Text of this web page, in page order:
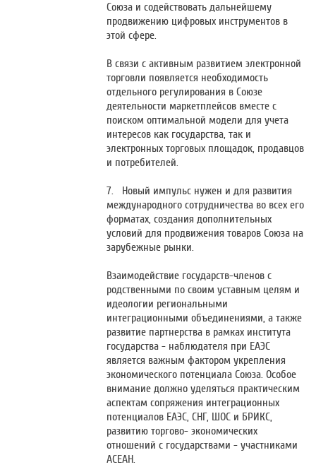
Союза и содействовать дальнейшему
продвижению цифровых инструментов в
этой сфере.
В связи с активным развитием электронной
торговли появляется необходимость
отдельного регулирования в Союзе
деятельности маркетплейсов вместе с
поиском оптимальной модели для учета
интересов как государства, так и
электронных торговых площадок, продавцов
и потребителей.
7. Новый импульс нужен и для развития
международного сотрудничества во всех его
форматах, создания дополнительных
условий для продвижения товаров Союза на
зарубежные рынки.
Взаимодействие государств-членов с
родственными по своим уставным целям и
идеологии региональными
интеграционными объединениями, а также
развитие партнерства в рамках института
государства - наблюдателя при ЕАЭС
является важным фактором укрепления
экономического потенциала Союза. Особое
внимание должно уделяться практическим
аспектам сопряжения интеграционных
потенциалов ЕАЭС, СНГ, ШОС и БРИКС,
развитию торгово- экономических
отношений с государствами - участниками
АСЕАН.